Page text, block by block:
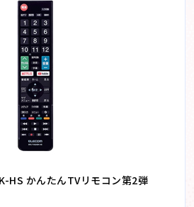
HS かんたんTVリモコン第2弾